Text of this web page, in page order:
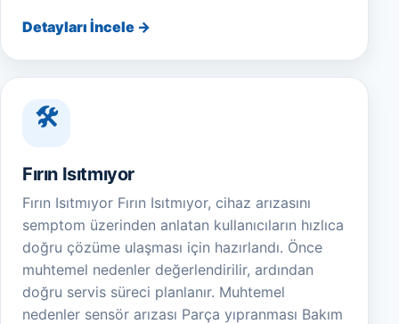
Detayları İncele →
Fırın Isıtmıyor
Fırın Isıtmıyor Fırın Isıtmıyor, cihaz arızasını
semptom üzerinden anlatan kullanıcıların hızlıca
doğru çözüme ulaşması için hazırlandı. Önce
muhtemel nedenler değerlendirilir, ardından
doğru servis süreci planlanır. Muhtemel
nedenler sensör arızası Parça yıpranması Bakım